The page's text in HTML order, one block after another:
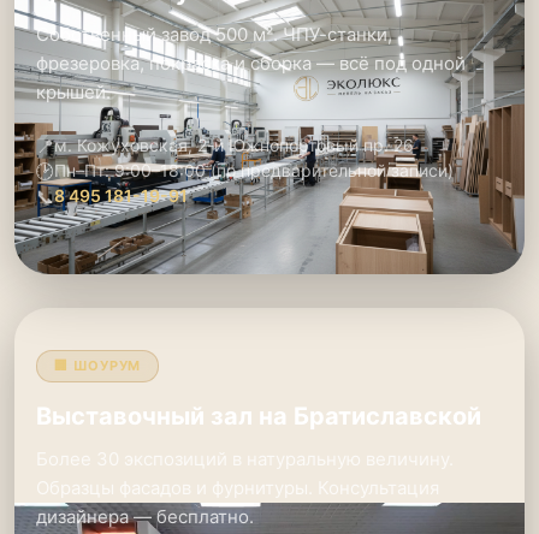
Собственный завод 500 м². ЧПУ-станки,
фрезеровка, покраска и сборка — всё под одной
крышей.
📍м. Кожуховская, 2-й Южнопортовый пр. 26
🕑Пн–Пт: 9:00–18:00 (по предварительной записи)
📞8 495 181-19-91
🏢 ШОУРУМ
Выставочный зал на Братиславской
Более 30 экспозиций в натуральную величину.
Образцы фасадов и фурнитуры. Консультация
дизайнера — бесплатно.